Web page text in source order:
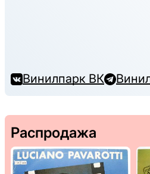
Винилпарк ВК
Распродажа